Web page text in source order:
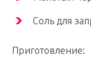
Соль для
Приготовление: